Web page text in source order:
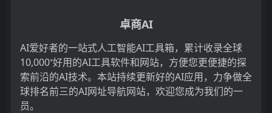
卓商AI
AI爱好者的一站式人工智能AI工具箱，累计收录全球
10,000⁺好用的AI工具软件和网站，方便您更便捷的探
索前沿的AI技术。本站持续更新好的AI应用，力争做全
球排名前三的AI网址导航网站，欢迎您成为我们的一
员。